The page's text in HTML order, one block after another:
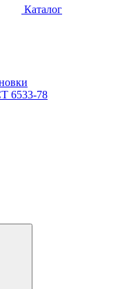
Каталог
6533-78